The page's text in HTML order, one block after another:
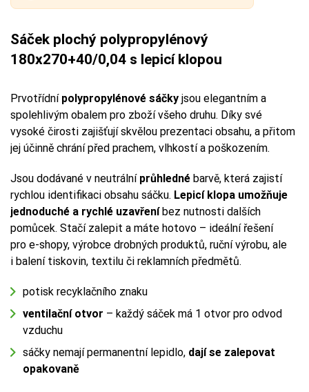
Sáček plochý polypropylénový
180x270+40/0,04 s lepicí klopou
Prvotřídní polypropylénové sáčky jsou elegantním a
spolehlivým obalem pro zboží všeho druhu. Díky své
vysoké čirosti zajišťují skvělou prezentaci obsahu, a přitom
jej účinně chrání před prachem, vlhkostí a poškozením.
Jsou dodávané v neutrální průhledné barvě, která zajistí
rychlou identifikaci obsahu sáčku. Lepicí klopa umožňuje
jednoduché a rychlé uzavřeníbez nutnosti dalších
pomůcek. Stačí zalepit a máte hotovo – ideální řešení
pro e-shopy, výrobce drobných produktů, ruční výrobu, ale
i balení tiskovin, textilu či reklamních předmětů.
potisk recyklačního znaku
ventilační otvor – každý sáček má 1 otvor pro odvod
vzduchu
sáčky nemají permanentní lepidlo, dají se zalepovat
opakovaně